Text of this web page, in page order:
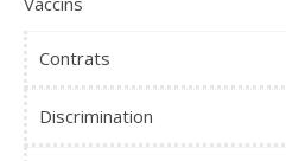
Contrats
Discrimination